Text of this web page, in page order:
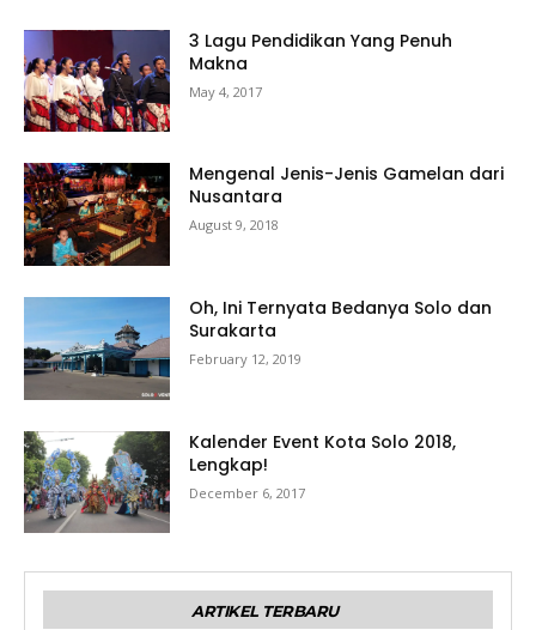
3 Lagu Pendidikan Yang Penuh
Makna
May 4, 2017
Mengenal Jenis-Jenis Gamelan dari
Nusantara
August 9, 2018
Oh, Ini Ternyata Bedanya Solo dan
Surakarta
February 12, 2019
Kalender Event Kota Solo 2018,
Lengkap!
December 6, 2017
ARTIKEL TERBARU